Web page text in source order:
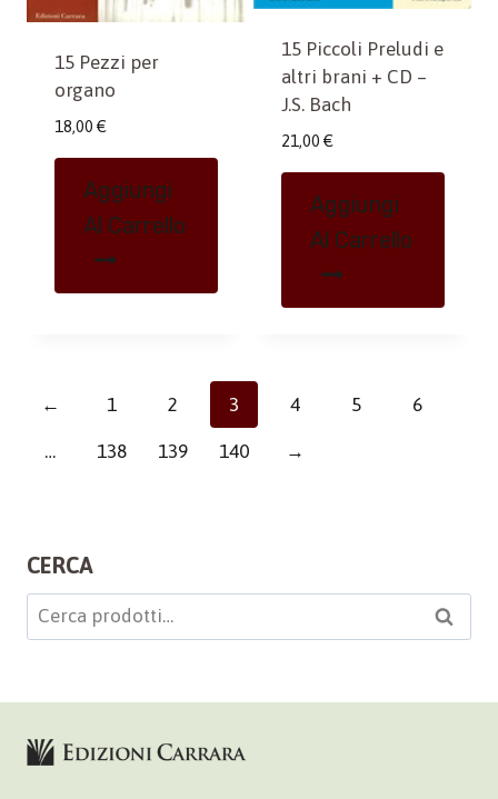
15 Pezzi per
organo
18,00 €
Aggiungi
Al Carrello
15 Piccoli Preludi e
altri brani + CD –
J.S. Bach
21,00 €
Aggiungi
Al Carrello
← 1 2 3 4 5 6
… 138 139 140 →
CERCA
Cerca: Cerca